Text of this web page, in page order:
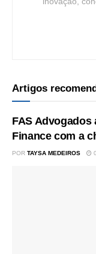
Artigos
FAS Advogados
Finance com a
POR TAYSA MEDEIROS